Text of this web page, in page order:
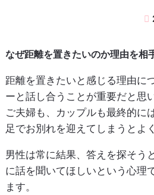
なぜ距離を置きたいのか理由を相
距離を置きたいと感じる理由に
ーと話し合うことが重要だと思
ご夫婦も、カップルも最終的に
足でお別れを迎えてしまうとよ
男性は常に結果、答えを探そう
に話を聞いてほしいという心理
ます。